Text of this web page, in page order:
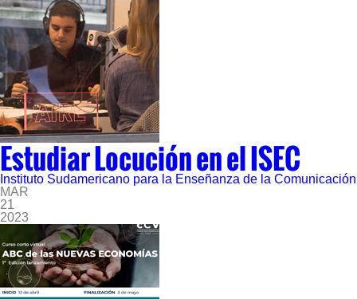
Estudiar Locución en el ISEC
Instituto Sudamericano para la Enseñanza de la Comunicación
MAR
21
2023